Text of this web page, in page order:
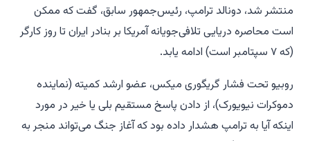
منتشر شد، دونالد ترامپ، رئیس‌جمهور سابق، گفت که ممکن
است محاصره دریایی تلافی‌جویانه آمریکا بر بنادر ایران تا روز کارگر
(که ۷ سپتامبر است) ادامه یابد.
روبیو تحت فشار گریگوری میکس، عضو ارشد کمیته (نماینده
دموکرات نیویورک)، از دادن پاسخ مستقیم بلی یا خیر در مورد
اینکه آیا به ترامپ هشدار داده بود که آغاز جنگ می‌تواند منجر به